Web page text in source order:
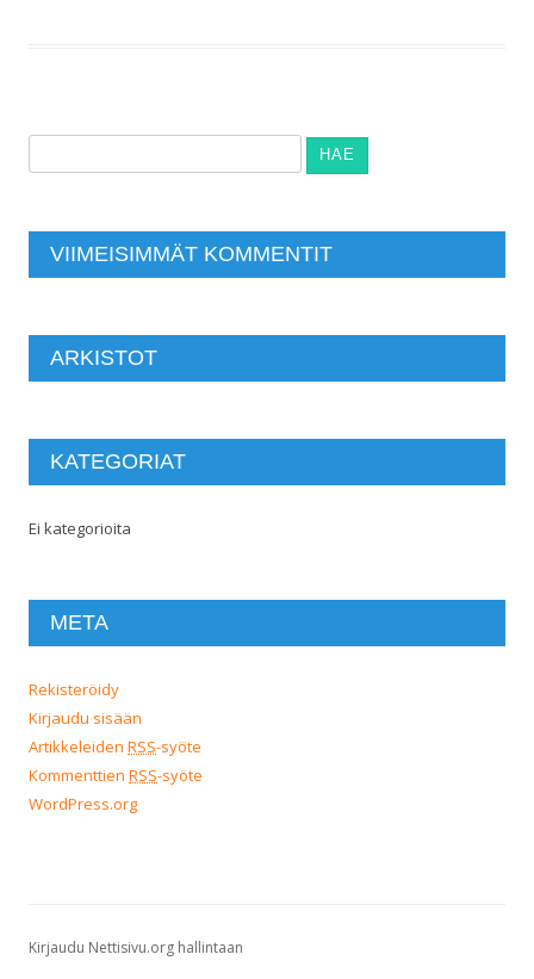
VIIMEISIMMÄT KOMMENTIT
ARKISTOT
KATEGORIAT
Ei kategorioita
META
Rekisteröidy
Kirjaudu sisään
Artikkeleiden RSS-syöte
Kommenttien RSS-syöte
WordPress.org
Kirjaudu Nettisivu.org hallintaan